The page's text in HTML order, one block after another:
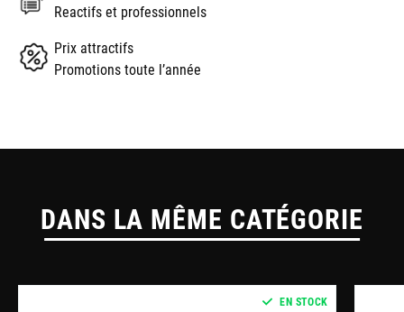
Reactifs et professionnels
Prix attractifs
Promotions toute l’année
DANS LA MÊME CATÉGORIE
EN STOCK